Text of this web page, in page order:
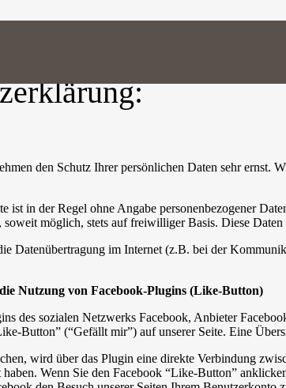
den Schutz Ihrer persönlichen Daten sehr ernst.
ist in der Regel ohne Angabe personenbezogener
soweit möglich, stets auf freiwilliger Basis. Diese
Datenübertragung im Internet (z.B. bei der
Nutzung von Facebook-Plugins (Like-Button)
des sozialen Netzwerks Facebook, Anbieter
Button” (“Gefällt mir”) auf unserer Seite. Eine
wird über das Plugin eine direkte Verbindung
haben. Wenn Sie den Facebook “Like-Button”